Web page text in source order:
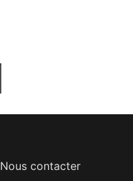
Nous contacter